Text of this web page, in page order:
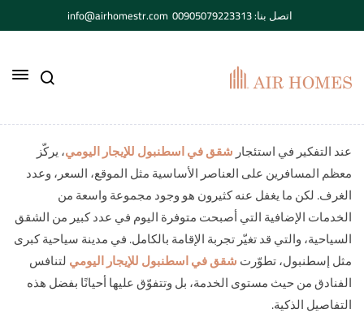
اتصل بنا: 00905079223313 info@airhomestr.com
عند التفكير في استئجارشقق في اسطنبول للإيجار اليومي، يركّز
معظم المسافرين على العناصر الأساسية مثل الموقع، السعر، وعدد
الغرف. لكن ما يغفل عنه كثيرون هو وجود مجموعة واسعة من
الخدمات الإضافية التي أصبحت متوفرة اليوم في عدد كبير من الشقق
السياحية، والتي قد تغيّر تجربة الإقامة بالكامل. في مدينة سياحية كبرى
مثل إسطنبول، تطوّرتشقق في اسطنبول للإيجار اليوميلتنافس
الفنادق من حيث مستوى الخدمة، بل وتتفوّق عليها أحيانًا بفضل هذه
التفاصيل الذكية.